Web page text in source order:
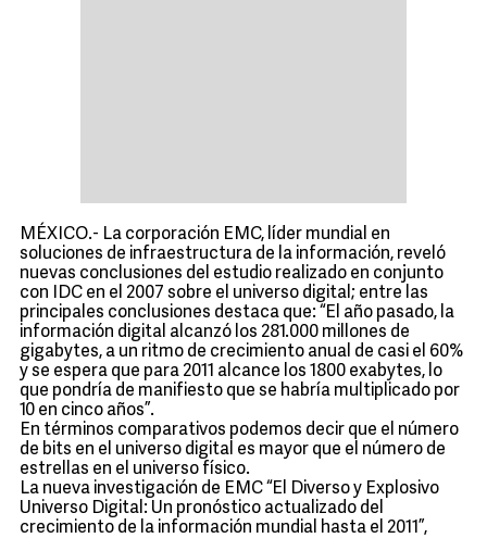
MÉXICO.- La corporación EMC, líder mundial en
soluciones de infraestructura de la información, reveló
nuevas conclusiones del estudio realizado en conjunto
con IDC en el 2007 sobre el universo digital; entre las
principales conclusiones destaca que: “El año pasado, la
información digital alcanzó los 281.000 millones de
gigabytes, a un ritmo de crecimiento anual de casi el 60%
y se espera que para 2011 alcance los 1800 exabytes, lo
que pondría de manifiesto que se habría multiplicado por
10 en cinco años”.
En términos comparativos podemos decir que el número
de bits en el universo digital es mayor que el número de
estrellas en el universo físico.
La nueva investigación de EMC “El Diverso y Explosivo
Universo Digital: Un pronóstico actualizado del
crecimiento de la información mundial hasta el 2011”,